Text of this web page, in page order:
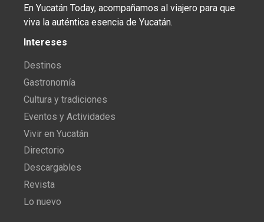
En Yucatán Today, acompañamos al viajero para que
viva la auténtica esencia de Yucatán.
Intereses
Destinos
Gastronomía
Cultura y tradiciones
Eventos y Actividades
Vivir en Yucatán
Directorio
Descargables
Revista
Lo nuevo